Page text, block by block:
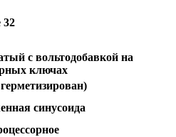
32
с вольтодобавкой на
ключах
синусоида